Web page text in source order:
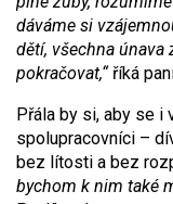
dáváme si
dětí, všechna únava
pokračovat,“říká
Přála by si, aby se i
spolupracovníci –
bez lítosti a bez
bychom k nim také